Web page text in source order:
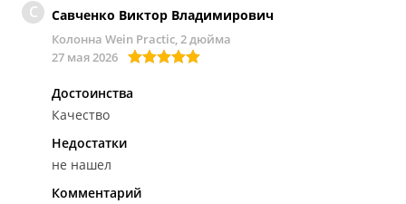
С Савченко Виктор Владимирович
Колонна Wein Practic, 2 дюйма
27 мая 2026
Достоинства
Качество
Недостатки
не нашел
Комментарий